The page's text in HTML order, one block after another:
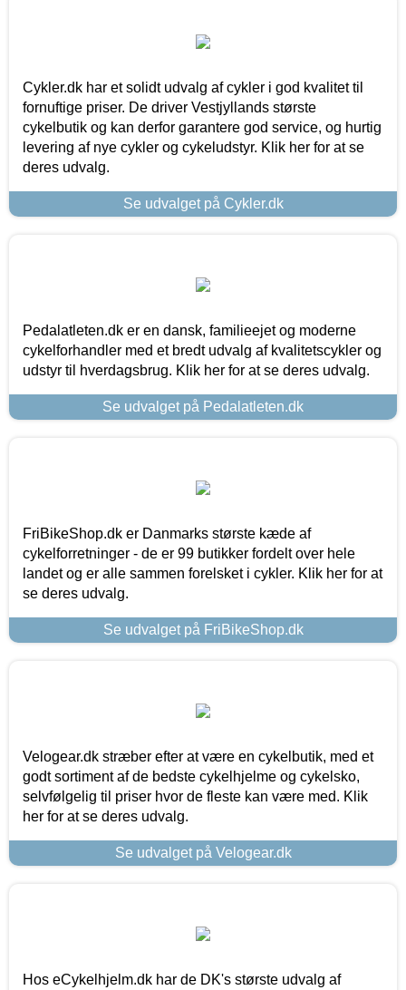
Cykler.dk har et solidt udvalg af cykler i god kvalitet til
fornuftige priser. De driver Vestjyllands største
cykelbutik og kan derfor garantere god service, og hurtig
levering af nye cykler og cykeludstyr. Klik her for at se
deres udvalg.
Se udvalget på Cykler.dk
Pedalatleten.dk er en dansk, familieejet og moderne
cykelforhandler med et bredt udvalg af kvalitetscykler og
udstyr til hverdagsbrug. Klik her for at se deres udvalg.
Se udvalget på Pedalatleten.dk
FriBikeShop.dk er Danmarks største kæde af
cykelforretninger - de er 99 butikker fordelt over hele
landet og er alle sammen forelsket i cykler. Klik her for at
se deres udvalg.
Se udvalget på FriBikeShop.dk
Velogear.dk stræber efter at være en cykelbutik, med et
godt sortiment af de bedste cykelhjelme og cykelsko,
selvfølgelig til priser hvor de fleste kan være med. Klik
her for at se deres udvalg.
Se udvalget på Velogear.dk
Hos eCykelhjelm.dk har de DK's største udvalg af